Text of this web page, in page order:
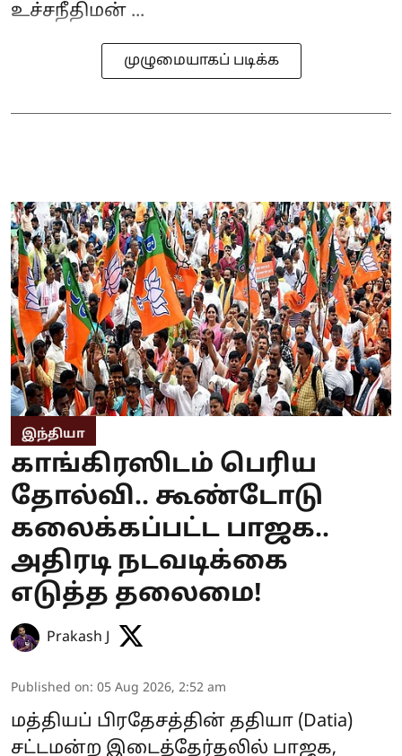
உச்சநீதிமன் ...
முழுமையாகப் படிக்க
இந்தியா
காங்கிரஸிடம் பெரிய
தோல்வி.. கூண்டோடு
கலைக்கப்பட்ட பாஜக..
அதிரடி நடவடிக்கை
எடுத்த தலைமை!
Prakash J
Published on: 05 Aug 2026, 2:52 am
மத்தியப் பிரதேசத்தின் ததியா (Datia)
சட்டமன்ற இடைத்தேர்தலில் பாஜக,